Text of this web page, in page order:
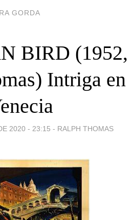
GORDA
BIRD (1952,
Intriga en
2020 - 23:15 - RALPH THOMAS